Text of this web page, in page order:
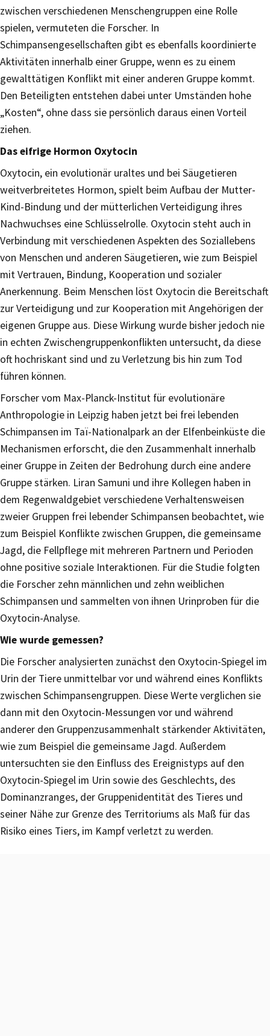
zwischen verschiedenen Menschengruppen eine Rolle
spielen, vermuteten die Forscher. In
Schimpansengesellschaften gibt es ebenfalls koordinierte
Aktivitäten innerhalb einer Gruppe, wenn es zu einem
gewalttätigen Konflikt mit einer anderen Gruppe kommt.
Den Beteiligten entstehen dabei unter Umständen hohe
„Kosten“, ohne dass sie persönlich daraus einen Vorteil
ziehen.
Das eifrige Hormon Oxytocin
Oxytocin, ein evolutionär uraltes und bei Säugetieren
weitverbreitetes Hormon, spielt beim Aufbau der Mutter-
Kind-Bindung und der mütterlichen Verteidigung ihres
Nachwuchses eine Schlüsselrolle. Oxytocin steht auch in
Verbindung mit verschiedenen Aspekten des Soziallebens
von Menschen und anderen Säugetieren, wie zum Beispiel
mit Vertrauen, Bindung, Kooperation und sozialer
Anerkennung. Beim Menschen löst Oxytocin die Bereitschaft
zur Verteidigung und zur Kooperation mit Angehörigen der
eigenen Gruppe aus. Diese Wirkung wurde bisher jedoch nie
in echten Zwischengruppenkonflikten untersucht, da diese
oft hochriskant sind und zu Verletzung bis hin zum Tod
führen können.
Forscher vom Max-Planck-Institut für evolutionäre
Anthropologie in Leipzig haben jetzt bei frei lebenden
Schimpansen im Taï-Nationalpark an der Elfenbeinküste die
Mechanismen erforscht, die den Zusammenhalt innerhalb
einer Gruppe in Zeiten der Bedrohung durch eine andere
Gruppe stärken. Liran Samuni und ihre Kollegen haben in
dem Regenwaldgebiet verschiedene Verhaltensweisen
zweier Gruppen frei lebender Schimpansen beobachtet, wie
zum Beispiel Konflikte zwischen Gruppen, die gemeinsame
Jagd, die Fellpflege mit mehreren Partnern und Perioden
ohne positive soziale Interaktionen. Für die Studie folgten
die Forscher zehn männlichen und zehn weiblichen
Schimpansen und sammelten von ihnen Urinproben für die
Oxytocin-Analyse.
Wie wurde gemessen?
Die Forscher analysierten zunächst den Oxytocin-Spiegel im
Urin der Tiere unmittelbar vor und während eines Konflikts
zwischen Schimpansengruppen. Diese Werte verglichen sie
dann mit den Oxytocin-Messungen vor und während
anderer den Gruppenzusammenhalt stärkender Aktivitäten,
wie zum Beispiel die gemeinsame Jagd. Außerdem
untersuchten sie den Einfluss des Ereignistyps auf den
Oxytocin-Spiegel im Urin sowie des Geschlechts, des
Dominanzranges, der Gruppenidentität des Tieres und
seiner Nähe zur Grenze des Territoriums als Maß für das
Risiko eines Tiers, im Kampf verletzt zu werden.